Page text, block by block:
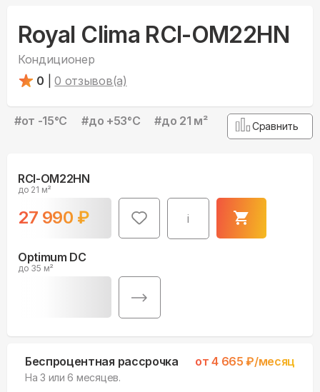
Royal Clima RCI-OM22HN
Кондиционер
0
0 отзывов(а)
#от -15°С #до +53°С #до 21 м² Сравнить
RCI-OM22HN
до 21 м²
27 990 ₽ i
Optimum DC
до 35 м²
Беспроцентная рассрочка от4 665 ₽/месяц
На 3 или 6 месяцев.